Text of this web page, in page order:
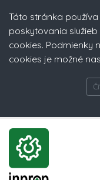
Táto stránka
poskytovania
cookies. Podmienky
cookies je možné